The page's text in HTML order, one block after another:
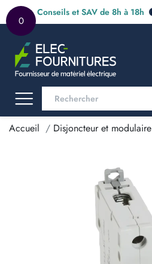
0
Conseils et SAV de 8h à 18h
Accueil Disjoncteur et modulaire